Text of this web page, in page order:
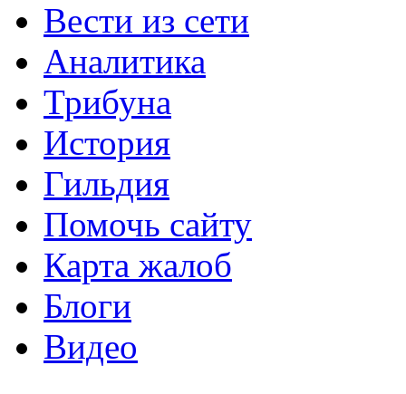
Вести из сети
Аналитика
Трибуна
История
Гильдия
Помочь сайту
Карта жалоб
Блоги
Видео